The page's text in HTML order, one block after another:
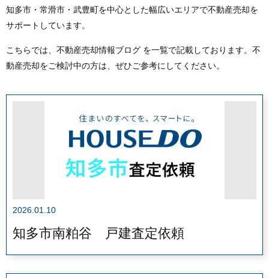
知多市・常滑市・武豊町を中心とした幅広いエリアで不動産売却を
サポートしています。
こちらでは、 不動産売却情報ブログ を一覧で記載しております。不
動産売却をご検討中の方は、ぜひご参考にしてください。
2026.01.10
知多市南粕谷 戸建査定依頼